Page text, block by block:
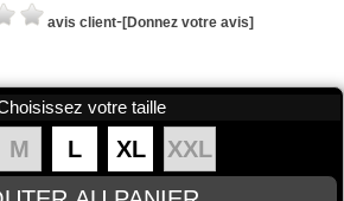
avis client-[Donnez votre avis]
votre taille
M L XL XXL